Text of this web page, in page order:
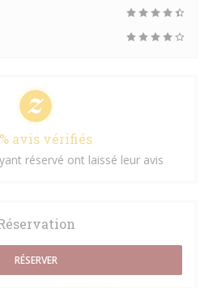
avis vérifiés
réservé ont laissé leur avis
RÉSERVER